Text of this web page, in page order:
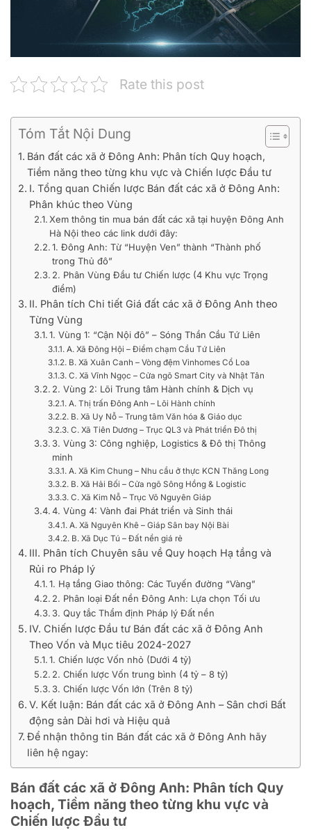
Rate this post
Tóm Tắt Nội Dung
Bán đất các xã ở Đông Anh: Phân tích Quy hoạch,
Tiềm năng theo từng khu vực và Chiến lược Đầu tư
I. Tổng quan Chiến lược Bán đất các xã ở Đông Anh:
Phân khúc theo Vùng
Xem thông tin mua bán đất các xã tại huyện Đông Anh
Hà Nội theo các link dưới đây:
1. Đông Anh: Từ “Huyện Ven” thành “Thành phố
trong Thủ đô”
2. Phân Vùng Đầu tư Chiến lược (4 Khu vực Trọng
điểm)
II. Phân tích Chi tiết Giá đất các xã ở Đông Anh theo
Từng Vùng
1. Vùng 1: “Cận Nội đô” – Sóng Thần Cầu Tứ Liên
A. Xã Đông Hội – Điểm chạm Cầu Tứ Liên
B. Xã Xuân Canh – Vòng đệm Vinhomes Cổ Loa
C. Xã Vĩnh Ngọc – Cửa ngõ Smart City và Nhật Tân
2. Vùng 2: Lõi Trung tâm Hành chính & Dịch vụ
A. Thị trấn Đông Anh – Lõi Hành chính
B. Xã Uy Nỗ – Trung tâm Văn hóa & Giáo dục
C. Xã Tiên Dương – Trục QL3 và Phát triển Đô thị
3. Vùng 3: Công nghiệp, Logistics & Đô thị Thông
minh
A. Xã Kim Chung – Nhu cầu ở thực KCN Thăng Long
B. Xã Hải Bối – Cửa ngõ Sông Hồng & Logistic
C. Xã Kim Nỗ – Trục Võ Nguyên Giáp
4. Vùng 4: Vành đai Phát triển và Sinh thái
A. Xã Nguyên Khê – Giáp Sân bay Nội Bài
B. Xã Dục Tú – Đất nền giá rẻ
III. Phân tích Chuyên sâu về Quy hoạch Hạ tầng và
Rủi ro Pháp lý
1. Hạ tầng Giao thông: Các Tuyến đường “Vàng”
2. Phân loại Đất nền Đông Anh: Lựa chọn Tối ưu
3. Quy tắc Thẩm định Pháp lý Đất nền
IV. Chiến lược Đầu tư Bán đất các xã ở Đông Anh
Theo Vốn và Mục tiêu 2024-2027
1. Chiến lược Vốn nhỏ (Dưới 4 tỷ)
2. Chiến lược Vốn trung bình (4 tỷ – 8 tỷ)
3. Chiến lược Vốn lớn (Trên 8 tỷ)
V. Kết luận: Bán đất các xã ở Đông Anh – Sân chơi Bất
động sản Dài hơi và Hiệu quả
Để nhận thông tin Bán đất các xã ở Đông Anh hãy
liên hệ ngay:
Bán đất các xã ở Đông Anh: Phân tích Quy
hoạch, Tiềm năng theo từng khu vực và
Chiến lược Đầu tư